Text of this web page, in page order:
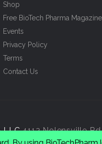
Shop
Free BioTech Pharma
Events
Privacy Policy
Terms
Contact Us
LLC4112 Nolensville Rd